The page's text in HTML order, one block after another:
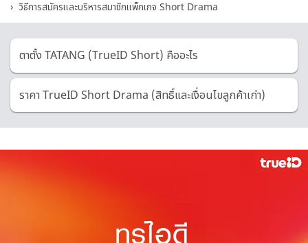
วิธีการสมัครและบริหารสมาชิกแพ็กเกจ Short Drama
ตาตั้ง TATANG (TrueID Short) คืออะไร
ราคา TrueID Short Drama (สิทธิ์และเงื่อนไขลูกค้าเก่า)